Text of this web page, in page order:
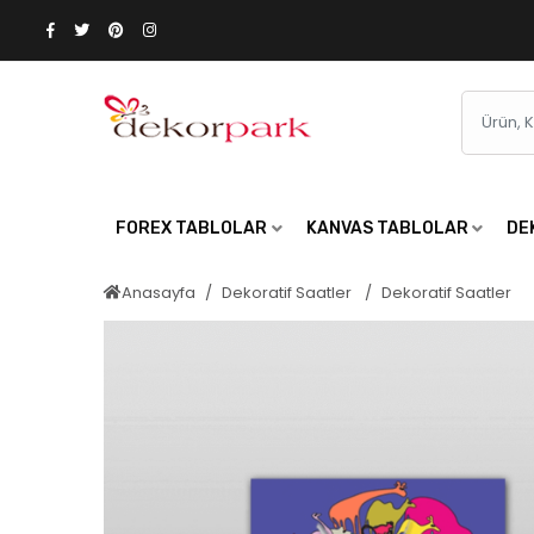
FOREX TABLOLAR KANVAS TABLOLAR
Anasayfa Dekoratif Saatler Dekoratif Saatler